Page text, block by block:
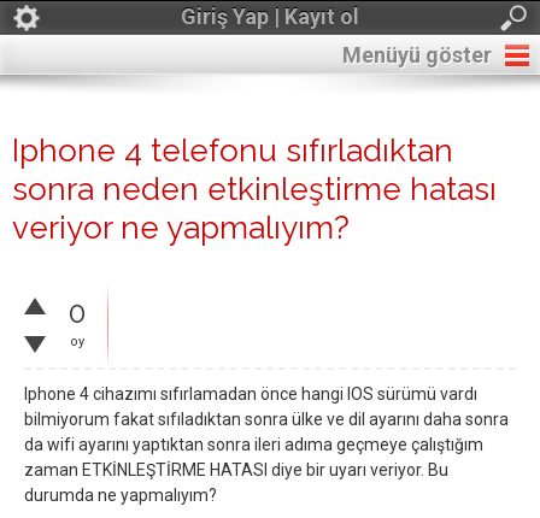
Giriş Yap | Kayıt ol
Menüyü göster
Iphone 4 telefonu sıfırladıktan
sonra neden etkinleştirme hatası
veriyor ne yapmalıyım?
0
oy
Iphone 4 cihazımı sıfırlamadan önce hangi IOS sürümü vardı
bilmiyorum fakat sıfıladıktan sonra ülke ve dil ayarını daha sonra
da wifi ayarını yaptıktan sonra ileri adıma geçmeye çalıştığım
zaman ETKİNLEŞTİRME HATASI diye bir uyarı veriyor. Bu
durumda ne yapmalıyım?